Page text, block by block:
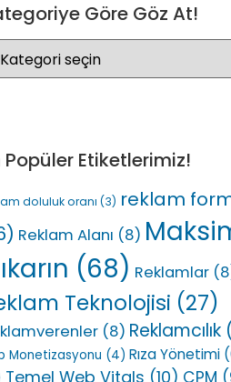
Göre Göz At!
Popüler Etiketlerimiz!
doluluk oranı (3) reklam
Reklam Alanı (8)
(68) Reklamlar
Teknolojisi (27)
(8) Reklamcılık
Monetizasyonu (4) Rıza Yönetimi
Temel Web Vitals (10)